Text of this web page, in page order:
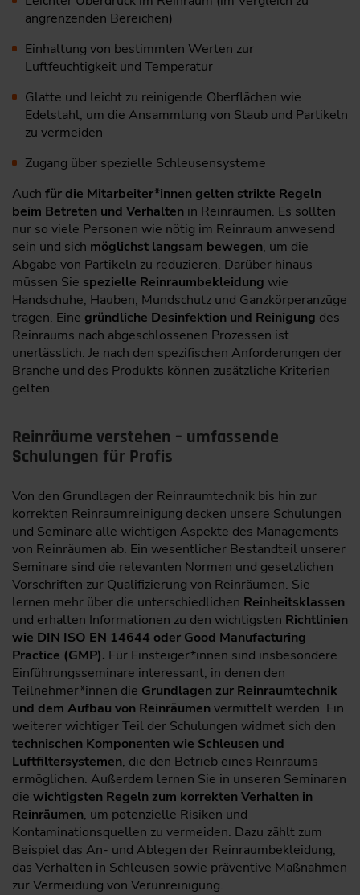
angrenzenden Bereichen)
Einhaltung von bestimmten Werten zur
Luftfeuchtigkeit und Temperatur
Glatte und leicht zu reinigende Oberflächen wie
Edelstahl, um die Ansammlung von Staub und Partikeln
zu vermeiden
Zugang über spezielle Schleusensysteme
Auch für die Mitarbeiter*innen gelten strikte Regeln
beim Betreten und Verhalten in Reinräumen. Es sollten
nur so viele Personen wie nötig im Reinraum anwesend
sein und sich möglichst langsam bewegen, um die
Abgabe von Partikeln zu reduzieren. Darüber hinaus
müssen Sie spezielle Reinraumbekleidung wie
Handschuhe, Hauben, Mundschutz und Ganzkörperanzüge
tragen. Eine gründliche Desinfektion und Reinigung des
Reinraums nach abgeschlossenen Prozessen ist
unerlässlich. Je nach den spezifischen Anforderungen der
Branche und des Produkts können zusätzliche Kriterien
gelten.
Reinräume verstehen – umfassende
Schulungen für Profis
Von den Grundlagen der Reinraumtechnik bis hin zur
korrekten Reinraumreinigung decken unsere Schulungen
und Seminare alle wichtigen Aspekte des Managements
von Reinräumen ab. Ein wesentlicher Bestandteil unserer
Seminare sind die relevanten Normen und gesetzlichen
Vorschriften zur Qualifizierung von Reinräumen. Sie
lernen mehr über die unterschiedlichen Reinheitsklassen
und erhalten Informationen zu den wichtigsten Richtlinien
wie DIN ISO EN 14644 oder Good Manufacturing
Practice (GMP). Für Einsteiger*innen sind insbesondere
Einführungsseminare interessant, in denen den
Teilnehmer*innen die Grundlagen zur Reinraumtechnik
und dem Aufbau von Reinräumenvermittelt werden. Ein
weiterer wichtiger Teil der Schulungen widmet sich den
technischen Komponenten wie Schleusen und
Luftfiltersystemen, die den Betrieb eines Reinraums
ermöglichen. Außerdem lernen Sie in unseren Seminaren
die wichtigsten Regeln zum korrekten Verhalten in
Reinräumen, um potenzielle Risiken und
Kontaminationsquellen zu vermeiden. Dazu zählt zum
Beispiel das An- und Ablegen der Reinraumbekleidung,
das Verhalten in Schleusen sowie präventive Maßnahmen
zur Vermeidung von Verunreinigung.